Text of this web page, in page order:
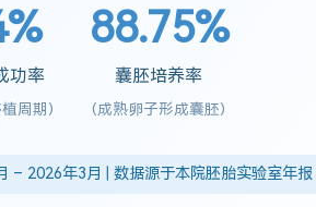
功率
周期)
88.75%
囊胚培养率
(成熟卵子形成囊胚)
– 2026年3月 | 数据源于本院胚胎实验室年报